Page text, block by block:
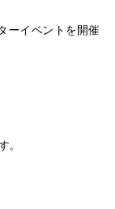
ーイベントを開催
。